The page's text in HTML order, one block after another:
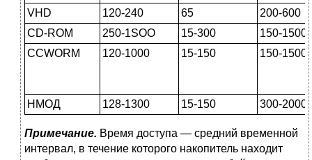
VHD
120-240 65
200-600
CD-ROM
250-1SOO 15-300
150-1500
CCWORM
120-1000 15-150 150-1500
НМОД 128-1300 15-150 300-2000
Примечание. Время доступа — средний временной
интервал, в течение кото­рого накопитель находит